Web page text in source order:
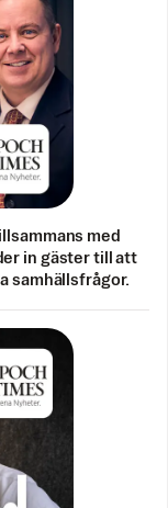
med
in gäster till att
samhällsfrågor.